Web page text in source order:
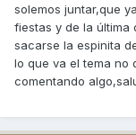
solemos juntar,que
fiestas y de la última
sacarse la espinita
lo que va el tema no
comentando